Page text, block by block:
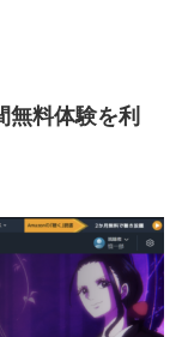
料体験を利